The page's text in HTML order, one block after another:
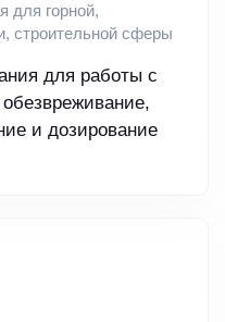
для горной,
строительной сферы
для работы с
обезвреживание,
и дозирование